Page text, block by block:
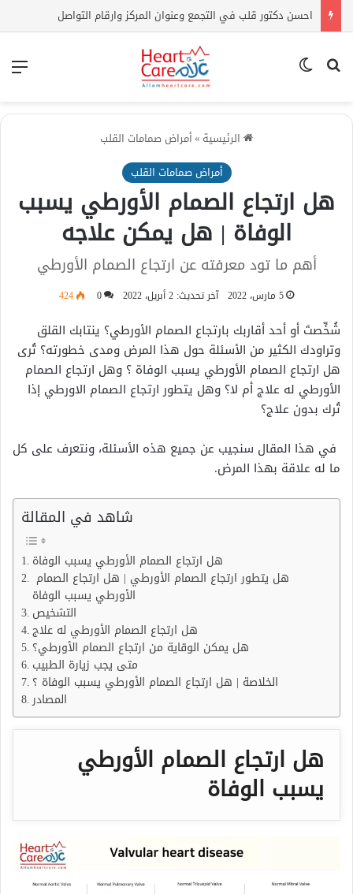
احسن دكتور قلب في التجمع وعنوان المركز وارقام التواصل
بحث عن
الرئيسية »أمراض صمامات القلب
أمراض صمامات القلب
هل ارتجاع الصمام الأورطي يسبب
الوفاة | هل يمكن علاجه
أهم ما تود معرفته عن ارتجاع الصمام الأورطي
5 مارس، 2022 آخر تحديث: 2 أبريل، 2022 0
424
شُخِّصتَ أو أحد أقاربك بارتجاع الصمام الأورطي؟ ينتابك القلق
وتراودك الكثير من الأسئلة حول هذا المرض ومدى خطورته؟ تُرى
هل ارتجاع الصمام الأورطي يسبب الوفاة ؟ وهل ارتجاع الصمام
الأورطي له علاج أم لا؟ وهل يتطور ارتجاع الصمام الاورطي إذا
تُرك بدون علاج؟
في هذا المقال سنجيب عن جميع هذه الأسئلة، ونتعرف على كل
ما له علاقة بهذا المرض.
شاهد في المقالة
الأورطي يسبب الوفاة
التشخيص
هل ارتجاع الصمام الأورطي له علاج
هل يمكن الوقاية من ارتجاع الصمام الأورطي؟
متى يجب زيارة الطبيب
الخلاصة | هل ارتجاع الصمام الأورطي يسبب الوفاة ؟
هل ارتجاع الصمام الأورطي
يسبب الوفاة